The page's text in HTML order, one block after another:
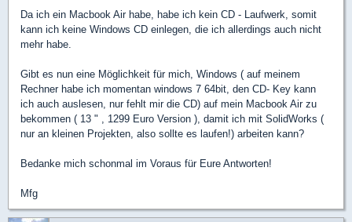
Da ich ein Macbook Air habe, habe ich kein CD - Laufwerk, somit
kann ich keine Windows CD einlegen, die ich allerdings auch nicht
mehr habe.
Gibt es nun eine Möglichkeit für mich, Windows ( auf meinem
Rechner habe ich momentan windows 7 64bit, den CD- Key kann
ich auch auslesen, nur fehlt mir die CD) auf mein Macbook Air zu
bekommen ( 13 " , 1299 Euro Version ), damit ich mit SolidWorks (
nur an kleinen Projekten, also sollte es laufen!) arbeiten kann?
Bedanke mich schonmal im Voraus für Eure Antworten!
Mfg